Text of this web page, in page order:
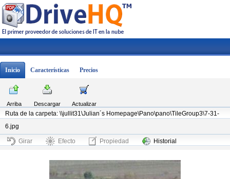
Inicio Características Precios
Arriba Descargar
Actualizar
Ruta de la carpeta: \\jullit31\Julian´s Homepage\Pano\pano\TileGroup3\7-31-
6.jpg
Girar Efecto Propiedad Historial